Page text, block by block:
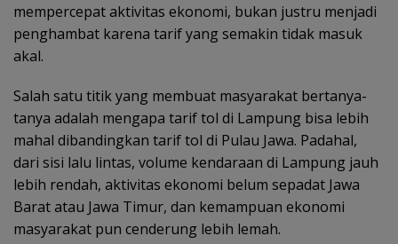
mempercepat aktivitas ekonomi, bukan justru menjadi
penghambat karena tarif yang semakin tidak masuk
akal.
Salah satu titik yang membuat masyarakat bertanya-
tanya adalah mengapa tarif tol di Lampung bisa lebih
mahal dibandingkan tarif tol di Pulau Jawa. Padahal,
dari sisi lalu lintas, volume kendaraan di Lampung jauh
lebih rendah, aktivitas ekonomi belum sepadat Jawa
Barat atau Jawa Timur, dan kemampuan ekonomi
masyarakat pun cenderung lebih lemah.